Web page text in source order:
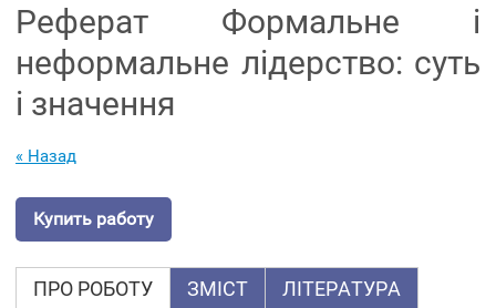
Реферат Формальне і
неформальне лідерство: суть
і значення
« Назад
Купить работу
ПРО РОБОТУ ЗМІСТ ЛІТЕРАТУРА